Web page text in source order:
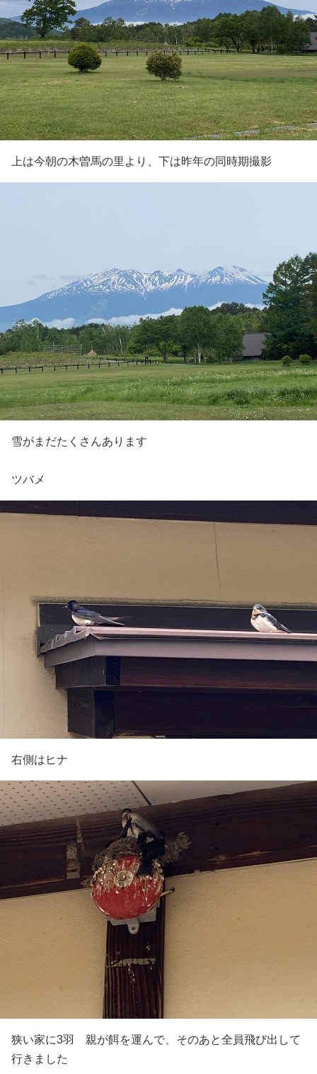
上は今朝の木曽馬の里より、下は昨年の同時期撮影
雪がまだたくさんあります
ツバメ
右側はヒナ
狭い家に3羽 親が餌を運んで、そのあと全員飛び出して
行きました